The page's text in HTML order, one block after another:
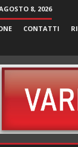
8, 2026
CONTATTI